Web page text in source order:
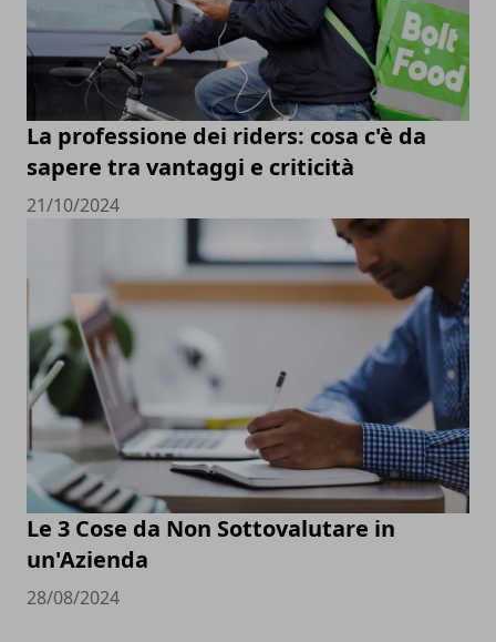
La professione dei riders: cosa c'è da
sapere tra vantaggi e criticità
21/10/2024
Le 3 Cose da Non Sottovalutare in
un'Azienda
28/08/2024